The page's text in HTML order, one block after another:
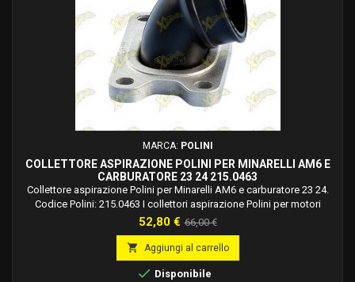
MARCA: POLINI
COLLETTORE ASPIRAZIONE POLINI PER MINARELLI AM6 E
CARBURATORE 23 24 215.0463
Collettore aspirazione Polini per Minarelli AM6 e carburatore 23 24.
Codice Polini: 215.0463 I collettori aspirazione Polini per motori
Minarelli AM6 sono concepiti per semplificare il montaggio dei
carburatori maggiorati. Il collettore in gomma leggermente allungato,
agevola il passaggio del filo frizione con la possibilità di connettersi
direttamente...
Prezzo
52,80 € Prezzo
base
66,00 €
 Aggiungi al carrello
 Disponibile